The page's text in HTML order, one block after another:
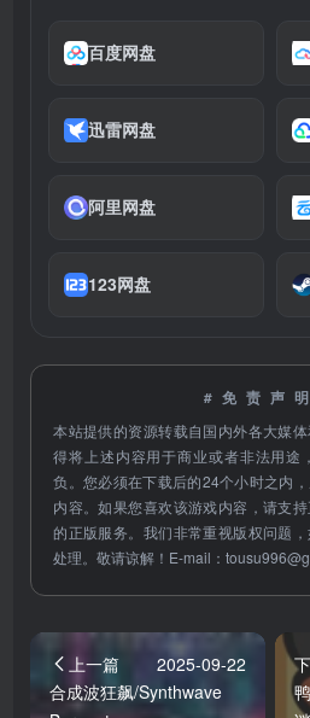
百度网盘
迅雷网盘
阿里网盘
123网盘
#免责声
本站提供的资源转载自国内外各大媒
得将上述内容用于商业或者非法用途
负。您必须在下载后的24个小时之内
内容。如果您喜欢该游戏内容，请支
的正版服务。我们非常重视版权问题
处理。敬请谅解！E-mail：
上一篇
2025-09-22
合成波狂飙/Synthwave